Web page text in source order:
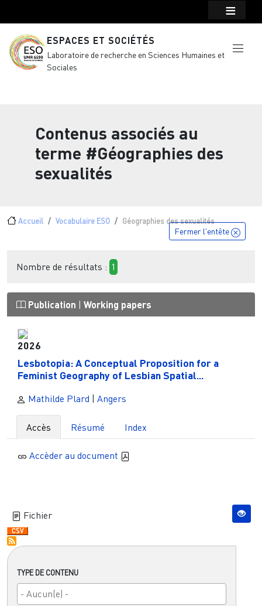
ESPACES ET SOCIÉTÉS
Laboratoire de recherche en Sciences Humaines et
Sociales
Contenus associés au
terme #Géographies des
sexualités
Fil d'Ariane
Accueil Vocabulaire ESO Géographies des sexualités
TYPE DE CONTENU
Fermer l'entête
Nombre de résultats : 1
Publication Working papers
2026
Lesbotopia: A Conceptual Proposition for a
Feminist Geography of Lesbian Spatial...
Mathilde Plard Angers
Accès Résumé Index
Accèder au document
Fichier